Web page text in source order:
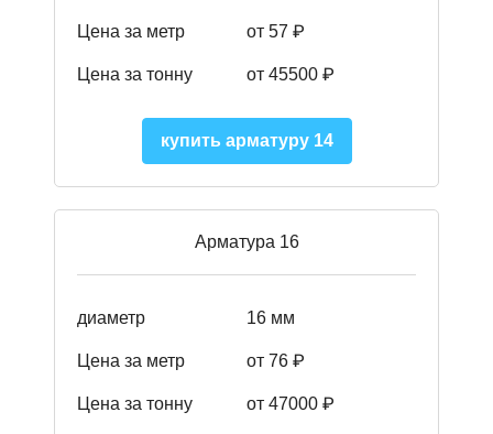
Цена за метр от 57 ₽
Цена за тонну от 45500 ₽
купить арматуру 14
Арматура 16
диаметр 16 мм
Цена за метр от 76 ₽
Цена за тонну от 47000 ₽